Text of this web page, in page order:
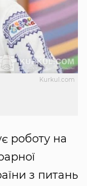
Kurkul.com
роботу на
з питань